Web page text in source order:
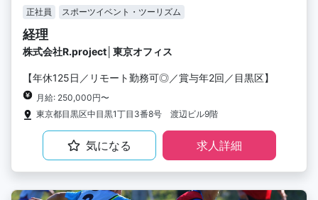
正社員 スポーツイベント・ツーリズム
経理
株式会社R.project│東京オフィス
【年休125日／リモート勤務可◎／賞与年2回／目黒区】
月給: 250,000円〜
東京都目黒区中目黒1丁目3番8号 渡辺ビル9階
気になる 求人詳細